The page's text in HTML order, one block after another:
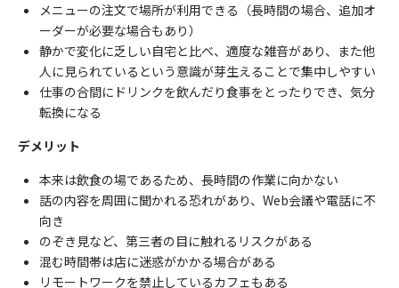
メニューの注文で場所が利用できる（長時間の場合、追加オ
ーダーが必要な場合もあり）
静かで変化に乏しい自宅と比べ、適度な雑音があり、また他
人に見られているという意識が芽生えることで集中しやすい
仕事の合間にドリンクを飲んだり食事をとったりでき、気分
転換になる
デメリット
本来は飲食の場であるため、長時間の作業に向かない
話の内容を周囲に聞かれる恐れがあり、Web会議や電話に不
向き
のぞき見など、第三者の目に触れるリスクがある
混む時間帯は店に迷惑がかかる場合がある
リモートワークを禁止しているカフェもある